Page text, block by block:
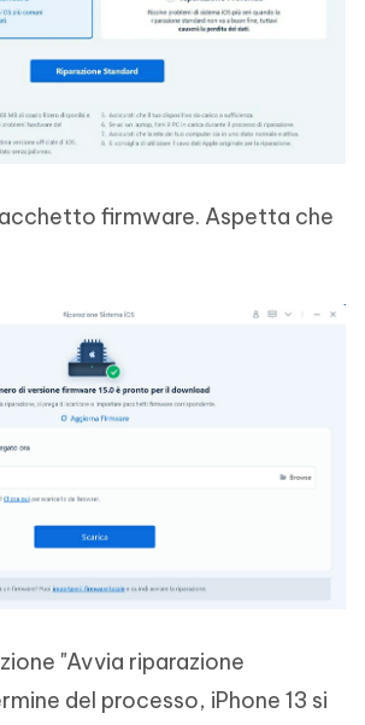
firmware. Aspetta che
"Avvia riparazione
del processo, iPhone 13 si